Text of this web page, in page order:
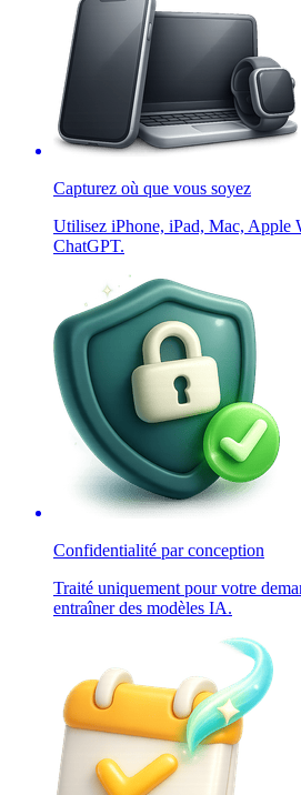
Capturez où que vous soyez
Utilisez iPhone, iPad, Mac, Apple
ChatGPT.
Confidentialité par conception
Traité uniquement pour votre
entraîner des modèles IA.